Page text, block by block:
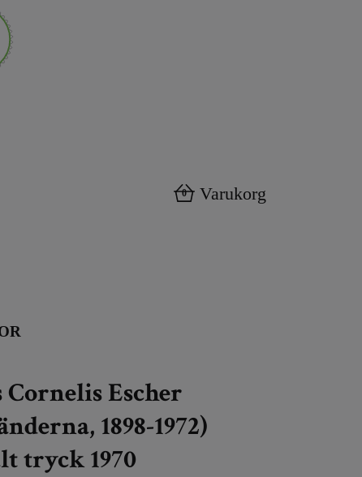
0 Varukorg
Escher
1898-1972)
tryck 1970